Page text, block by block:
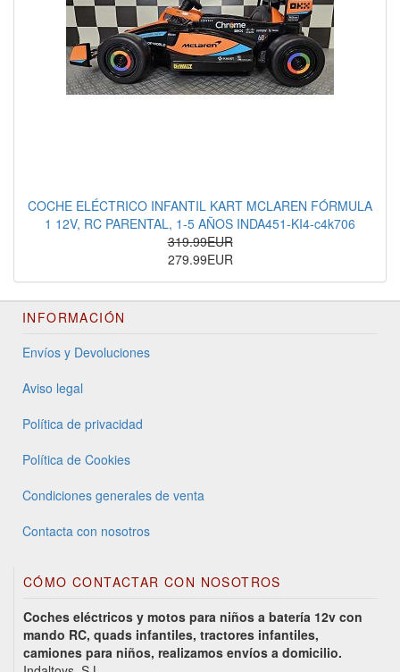
COCHE ELÉCTRICO INFANTIL KART MCLAREN FÓRMULA
1 12V, RC PARENTAL, 1-5 AÑOS INDA451-KI4-c4k706
319.99EUR
279.99EUR
INFORMACIÓN
Envíos y Devoluciones
Aviso legal
Política de privacidad
Política de Cookies
Condiciones generales de venta
Contacta con nosotros
CÓMO CONTACTAR CON NOSOTROS
Coches eléctricos y motos para niños a batería 12v con
mando RC, quads infantiles, tractores infantiles,
camiones para niños, realizamos envíos a domicilio.